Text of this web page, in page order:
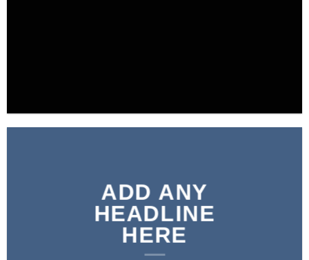
ADD ANY
HEADLINE
HERE